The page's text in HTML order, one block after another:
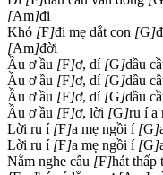
[Am]đi
Khó [F]đi mẹ dắt con [G]
[Am]đời
Ầu ơ ầu [F]ơ, dí [G]dầu
Ầu ơ ầu [F]ơ, dí [G]dầu
Ầu ơ ầu [F]ơ, dí [G]dầu
Ầu ơ ầu [F]ơ, lời [G]ru í a
Lời ru í [F]a mẹ ngồi í [G]
Lời ru í [F]a mẹ ngồi í [G]
Nằm nghe câu [F]hát thấp